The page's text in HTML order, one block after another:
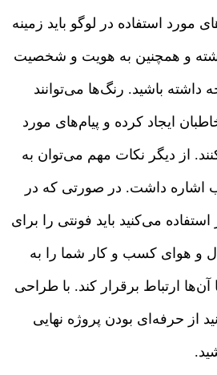
مورد استفاده در لوگو باید زمینه
و همچنین به هویت و شخصیت
داشته باشید. رنگ‌ها می‌توانند
ایجاد کرده و پیام‌های مورد
از دیگر نکات مهم می‌توان به
اشاره داشت. در صورتی که در
می‌کنید باید فونتی را برای
حال و هوای کسب و کار شما را به
ارتباط برقرار کند. با طراحی
از حرفه‌ای بودن پروژه نهایی